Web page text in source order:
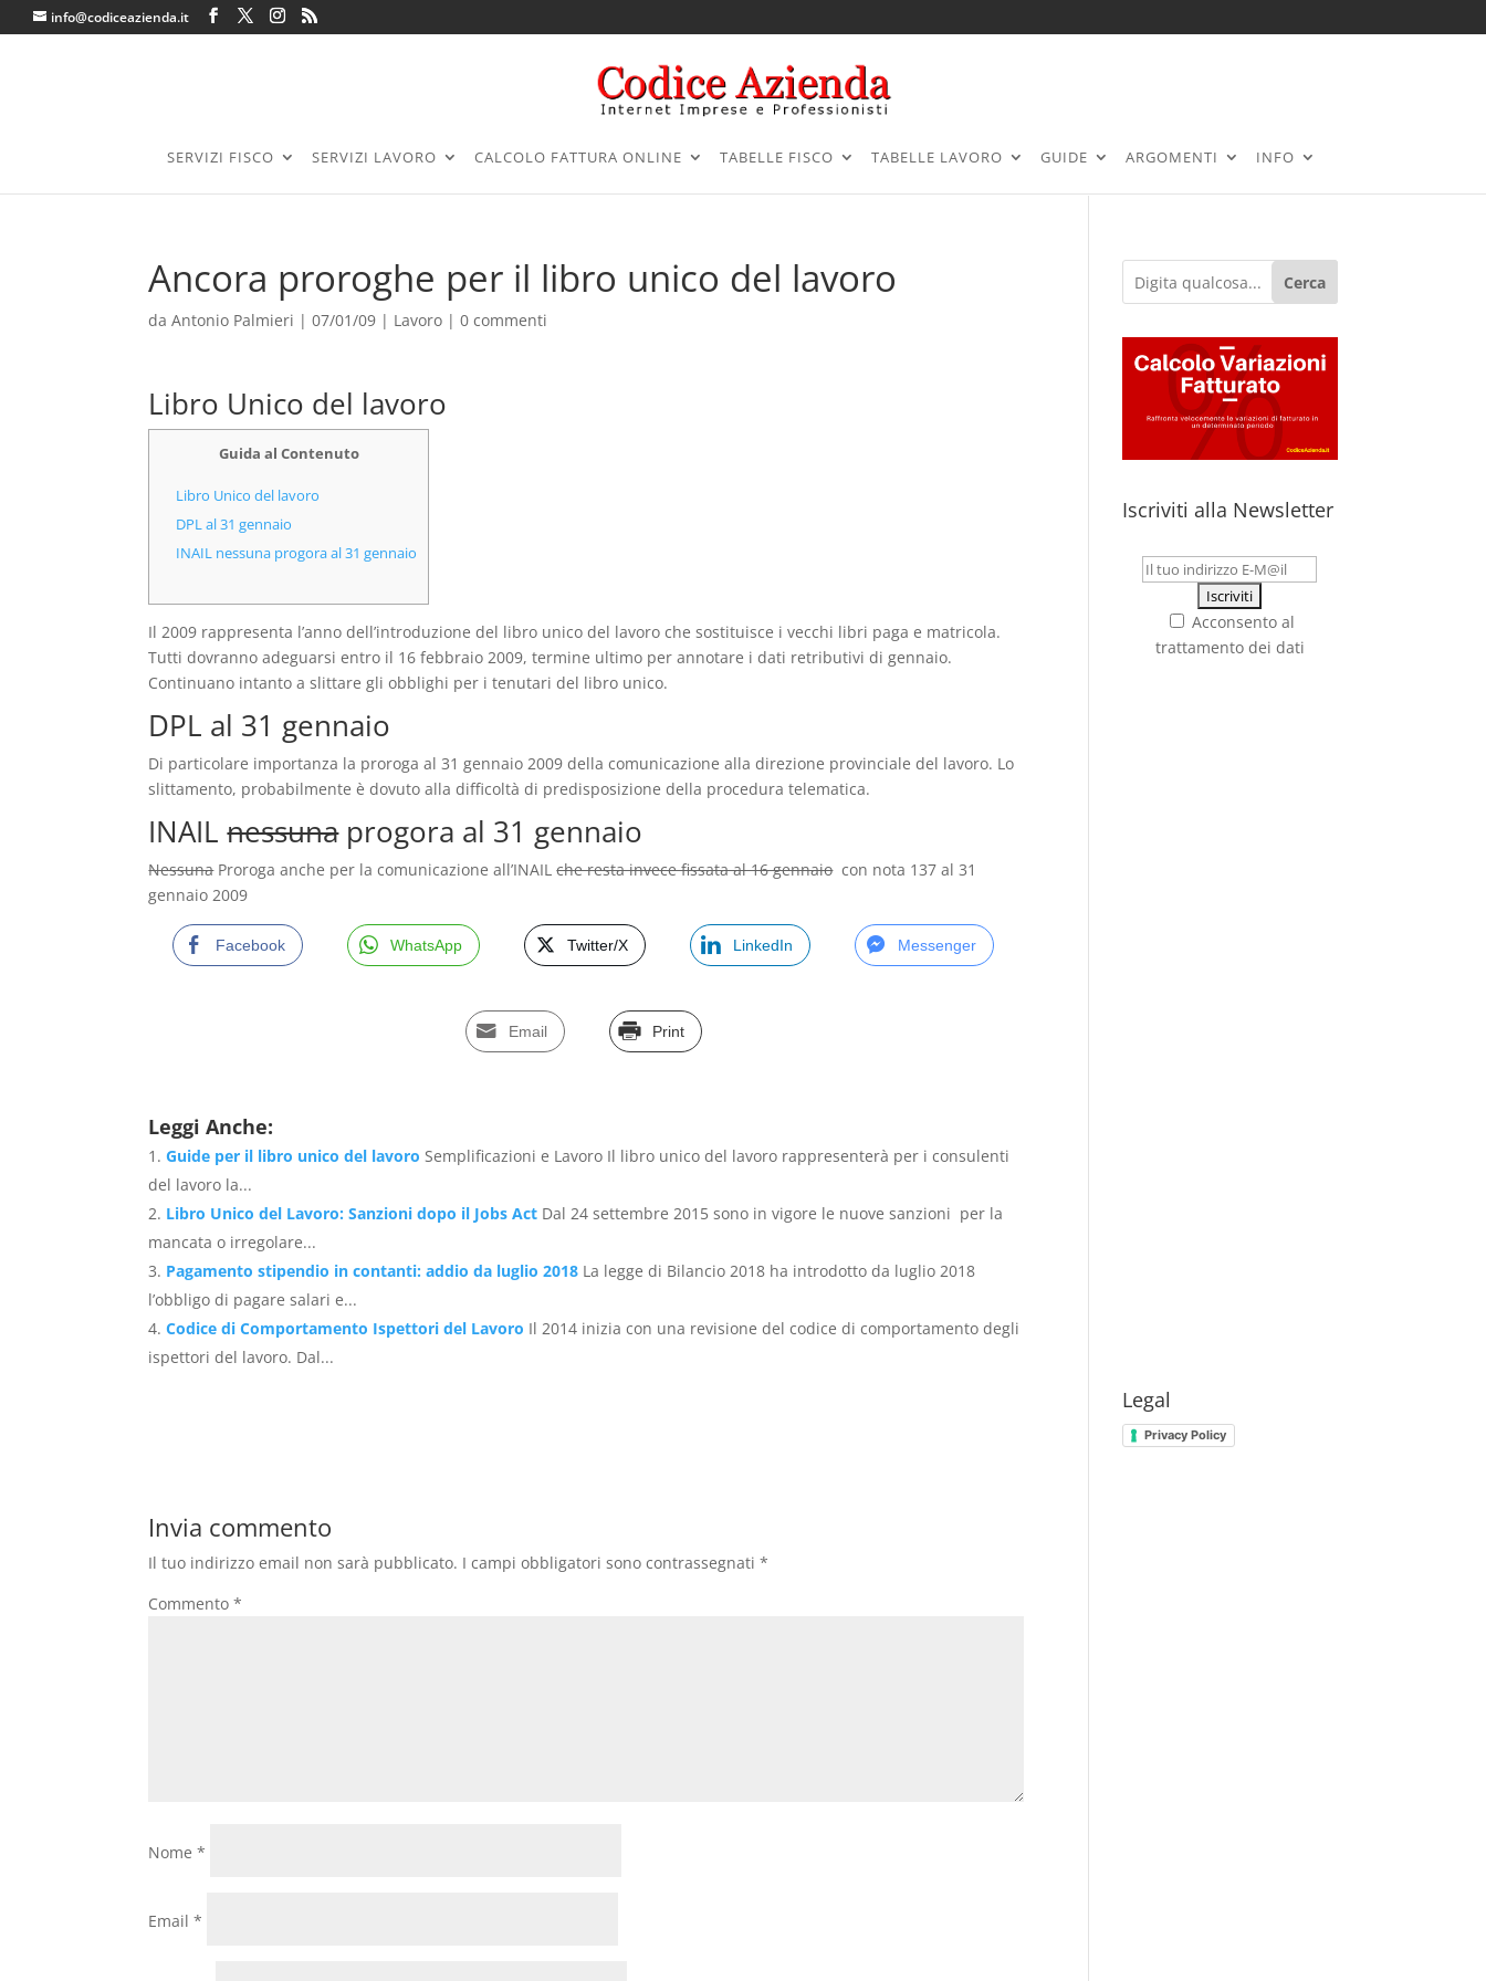
info@codiceazienda.it
SERVIZI FISCO SERVIZI LAVORO CALCOLO FATTURA ONLINE TABELLE FISCO TABELLE LAVORO GUIDE ARGOMENTI INFO
Ancora proroghe per il libro unico del lavoro
daAntonio Palmieri |07/01/09 | Lavoro |0 commenti
Libro Unico del lavoro
Guida al Contenuto
Libro Unico del lavoro
DPL al 31 gennaio
INAIL nessuna progora al 31 gennaio
Il 2009 rappresenta l’anno dell’introduzione del libro unico del lavoro che sostituisce i vecchi libri paga e matricola.
Tutti dovranno adeguarsi entro il 16 febbraio 2009, termine ultimo per annotare i dati retributivi di gennaio.
Continuano intanto a slittare gli obblighi per i tenutari del libro unico.
DPL al 31 gennaio
Di particolare importanza la proroga al 31 gennaio 2009 della comunicazione alla direzione provinciale del lavoro. Lo
slittamento, probabilmente è dovuto alla difficoltà di predisposizione della procedura telematica.
INAILnessunaprogora al 31 gennaio
NessunaProroga anche per la comunicazione all’INAILche resta invece fissata al 16 gennaiocon nota 137 al 31
gennaio 2009
Facebook WhatsApp Twitter/X LinkedIn Messenger
Email Print
Leggi Anche:
Guide per il libro unico del lavoro Semplificazioni e Lavoro Il libro unico del lavoro rappresenterà per i consulenti
del lavoro la...
Libro Unico del Lavoro: Sanzioni dopo il Jobs Act Dal 24 settembre 2015 sono in vigore le nuove sanzioni per la
mancata o irregolare...
Pagamento stipendio in contanti: addio da luglio 2018 La legge di Bilancio 2018 ha introdotto da luglio 2018
l’obbligo di pagare salari e...
Codice di Comportamento Ispettori del Lavoro Il 2014 inizia con una revisione del codice di comportamento degli
ispettori del lavoro. Dal...
Invia commento
Il tuo indirizzo email non sarà pubblicato. I campi obbligatori sono contrassegnati*
Commento*
Nome*
Email*
Cerca
Iscriviti alla Newsletter
Acconsento al
trattamento dei dati
Legal
Privacy Policy